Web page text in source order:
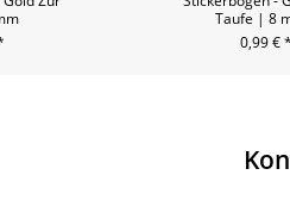
Taufe | 8
0,99 € *